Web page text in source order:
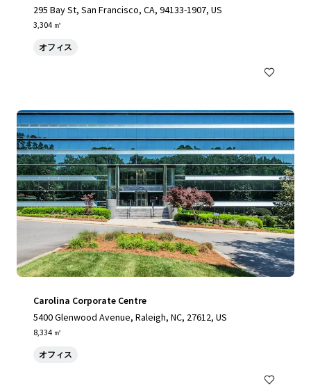
295 Bay St, San Francisco, CA, 94133-1907, US
3,304 ㎡
オフィス
Carolina Corporate Centre
5400 Glenwood Avenue, Raleigh, NC, 27612, US
8,334 ㎡
オフィス